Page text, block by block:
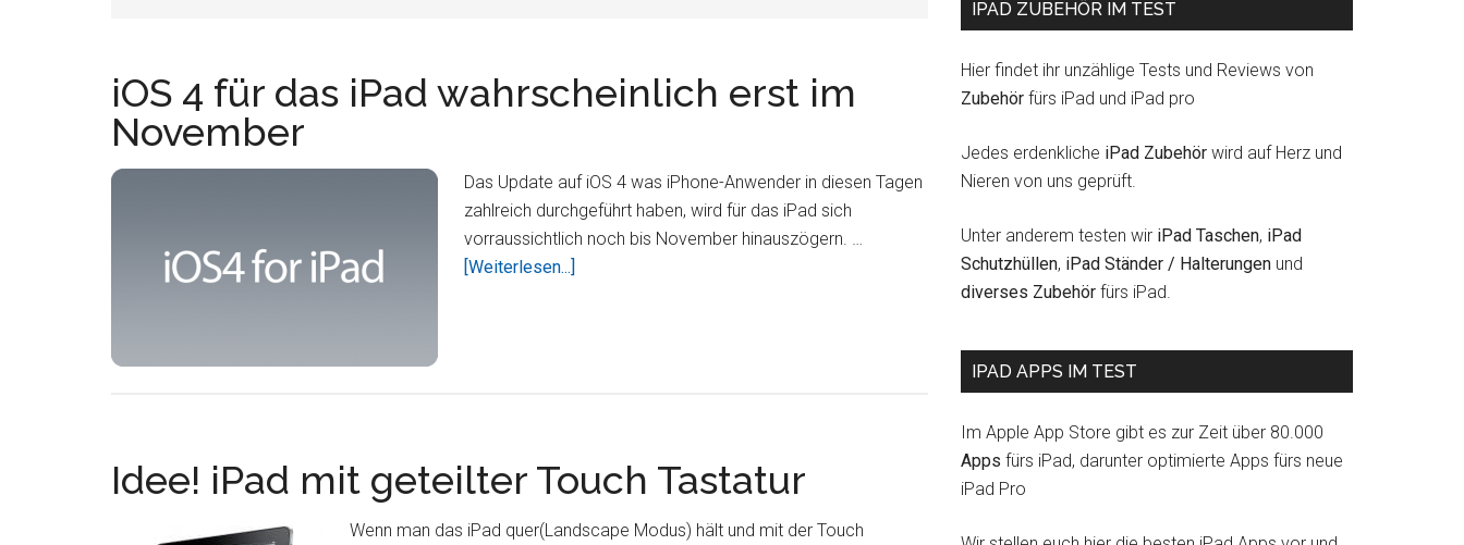
iOS 4 für das iPad wahrscheinlich erst im
November
Das Update auf iOS 4 was iPhone-Anwender in diesen Tagen
zahlreich durchgeführt haben, wird für das iPad sich
vorraussichtlich noch bis November hinauszögern. …
[Weiterlesen...]
November
Idee! iPad mit geteilter Touch Tastatur
Wenn man das iPad quer(Landscape Modus) hält und mit der Touch
IPAD ZUBEHÖR IM TEST
Hier findet ihr unzählige Tests und Reviews von
Zubehör fürs iPad und iPad pro
Jedes erdenkliche iPad Zubehör wird auf Herz und
Nieren von uns geprüft.
Unter anderem testen wir iPad Taschen, iPad
Schutzhüllen, iPad Ständer / Halterungen und
diverses Zubehör fürs iPad.
IPAD APPS IM TEST
Im Apple App Store gibt es zur Zeit über 80.000
Apps fürs iPad, darunter optimierte Apps fürs neue
iPad Pro